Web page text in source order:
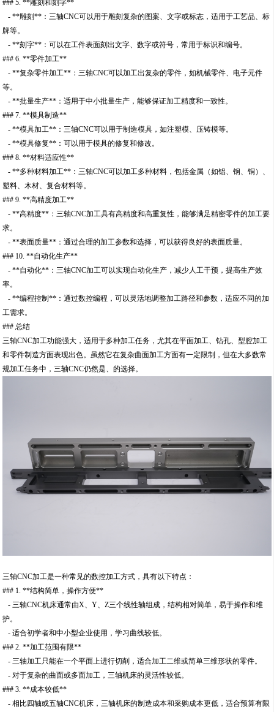
### 5. **雕刻和刻字**
- **雕刻**：三轴CNC可以用于雕刻复杂的图案、文字或标志，适用于工艺品、标
牌等。
- **刻字**：可以在工件表面刻出文字、数字或符号，常用于标识和编号。
### 6. **零件加工**
- **复杂零件加工**：三轴CNC可以加工出复杂的零件，如机械零件、电子元件
等。
- **批量生产**：适用于中小批量生产，能够保证加工精度和一致性。
### 7. **模具制造**
- **模具加工**：三轴CNC可以用于制造模具，如注塑模、压铸模等。
- **模具修复**：可以用于模具的修复和修改。
### 8. **材料适应性**
- **多种材料加工**：三轴CNC可以加工多种材料，包括金属（如铝、钢、铜）、
塑料、木材、复合材料等。
### 9. **高精度加工**
- **高精度**：三轴CNC加工具有高精度和高重复性，能够满足精密零件的加工要
求。
- **表面质量**：通过合理的加工参数和选择，可以获得良好的表面质量。
### 10. **自动化生产**
- **自动化**：三轴CNC加工可以实现自动化生产，减少人工干预，提高生产效
率。
- **编程控制**：通过数控编程，可以灵活地调整加工路径和参数，适应不同的加
工需求。
### 总结
三轴CNC加工功能强大，适用于多种加工任务，尤其在平面加工、钻孔、型腔加工
和零件制造方面表现出色。虽然它在复杂曲面加工方面有一定限制，但在大多数常
规加工任务中，三轴CNC仍然是、的选择。
三轴CNC加工是一种常见的数控加工方式，具有以下特点：
### 1. **结构简单，操作方便**
- 三轴CNC机床通常由X、Y、Z三个线性轴组成，结构相对简单，易于操作和维
护。
- 适合初学者和中小型企业使用，学习曲线较低。
### 2. **加工范围有限**
- 三轴加工只能在一个平面上进行切削，适合加工二维或简单三维形状的零件。
- 对于复杂的曲面或多面加工，三轴机床的灵活性较低。
### 3. **成本较低**
- 相比四轴或五轴CNC机床，三轴机床的制造成本和采购成本更低，适合预算有限